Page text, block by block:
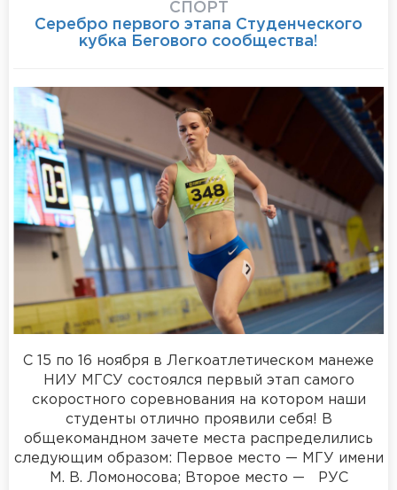
СПОРТ
Серебро первого этапа Студенческого
кубка Бегового сообщества!
С 15 по 16 ноября в Легкоатлетическом манеже
НИУ МГСУ состоялся первый этап самого
скоростного соревнования на котором наши
студенты отлично проявили себя! В
общекомандном зачете места распределились
следующим образом: Первое место — МГУ имени
М. В. Ломоносова; Второе место — РУС